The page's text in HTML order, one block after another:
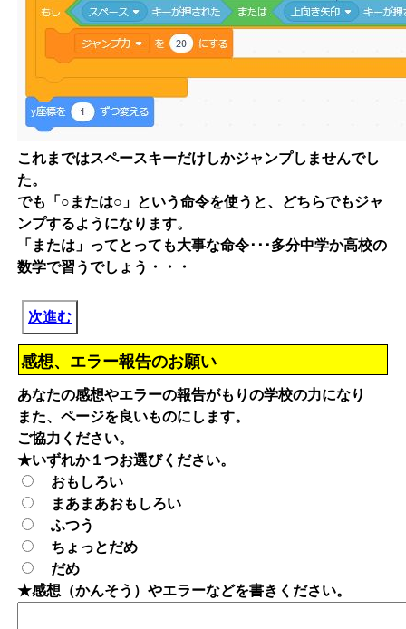
これまではスペースキーだけしかジャンプしませんでし
た。
でも「○または○」という命令を使うと、どちらでもジャ
ンプするようになります。
「または」ってとっても大事な命令･･･多分中学か高校の
数学で習うでしょう・・・
次進む
感想、エラー報告のお願い
あなたの感想やエラーの報告がもりの学校の力になり
また、ページを良いものにします。
ご協力ください。
★いずれか１つお選びください。
おもしろい
まあまあおもしろい
ふつう
ちょっとだめ
だめ
★感想（かんそう）やエラーなどを書きください。